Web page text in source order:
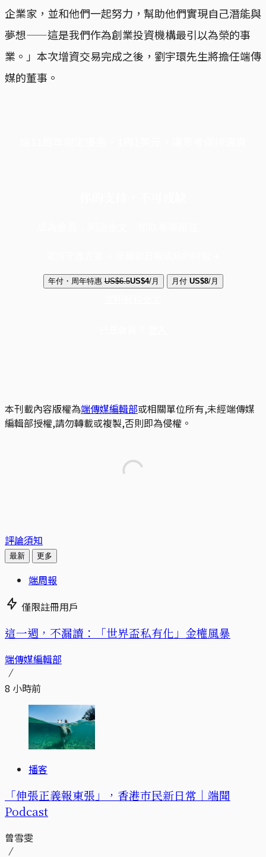
企業家，並和他們一起努力，幫助他們實現自己潛能與
夢想——這是我們作為創業投資機構最引以為榮的事
業。」本次增資交易完成之後，劉宇環先生將擔任端傳
媒的董事。
年付・周年特惠 US$6.5US$4/月 月付 US$8/月
本刊載內容版權為端傳媒編輯部或相關單位所有,未經端傳媒
編輯部授權,請勿轉載或複製,否則即為侵權。
評論須知
最新 更多
端周報
僅限註冊用戶
這一週，不漏讀：「世界盃私有化」金權風暴
端傳媒編輯部
8 小時前
播客
「伸張正義報東張」，香港市民新日常｜端聞
Podcast
曾雪雯